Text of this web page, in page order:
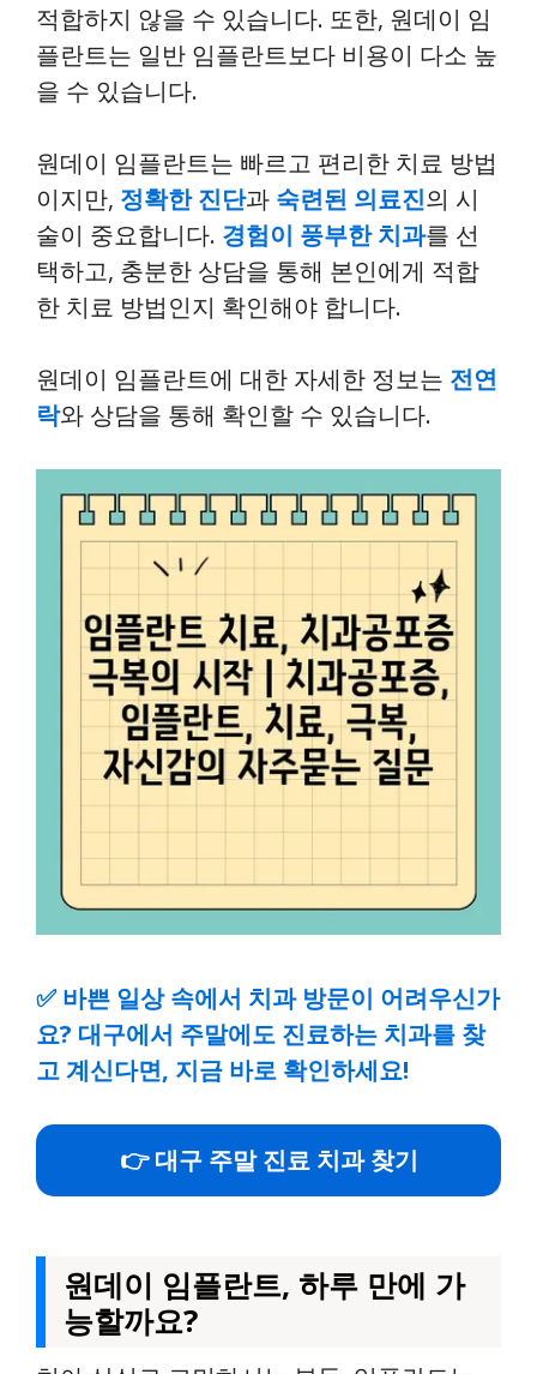
적합하지 않을 수 있습니다. 또한, 원데이 임
플란트는 일반 임플란트보다 비용이 다소 높
을 수 있습니다.
원데이 임플란트는 빠르고 편리한 치료 방법
이지만, 정확한 진단과 숙련된 의료진의 시
술이 중요합니다. 경험이 풍부한 치과를 선
택하고, 충분한 상담을 통해 본인에게 적합
한 치료 방법인지 확인해야 합니다.
원데이 임플란트에 대한 자세한 정보는 전연
락와 상담을 통해 확인할 수 있습니다.
✅ 바쁜 일상 속에서 치과 방문이 어려우신가
요? 대구에서 주말에도 진료하는 치과를 찾
고 계신다면, 지금 바로 확인하세요!
👉 대구 주말 진료 치과 찾기
원데이 임플란트, 하루 만에 가
능할까요?